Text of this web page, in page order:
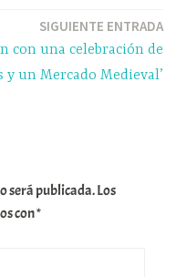
SIGUIENTE ENTRADA
con una celebración de
y un Mercado Medieval’
será publicada.Los
con*